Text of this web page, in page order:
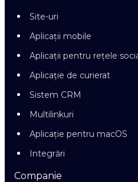
Site-uri
Aplicații mobile
Aplicații pentru rețele
Aplicație de curierat
Sistem CRM
Multilinkuri
Aplicație pentru macOS
Integrări
Companie